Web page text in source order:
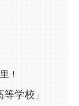
！
学校」